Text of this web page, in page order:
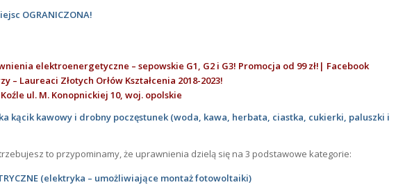
OGRANICZONA!
elektroenergetyczne – sepowskie G1, G2 i G3! Promocja od 99 zł!| Facebook
Laureaci Złotych Orłów Kształcenia 2018-2023!
ul. M. Konopnickiej 10, woj. opolskie
kącik kawowy i drobny poczęstunek (woda, kawa, herbata, ciastka, cukierki, paluszki i
to przypominamy, że uprawnienia dzielą się na 3 podstawowe kategorie:
(elektryka – umożliwiające montaż fotowoltaiki)